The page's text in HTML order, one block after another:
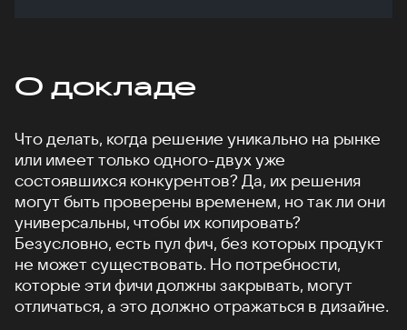
О докладе
Что делать, когда решение уникально на рынке
или имеет только одного-двух уже
состоявшихся конкурентов? Да, их решения
могут быть проверены временем, но так ли они
универсальны, чтобы их копировать?
Безусловно, есть пул фич, без которых продукт
не может существовать. Но потребности,
которые эти фичи должны закрывать, могут
отличаться, а это должно отражаться в дизайне.